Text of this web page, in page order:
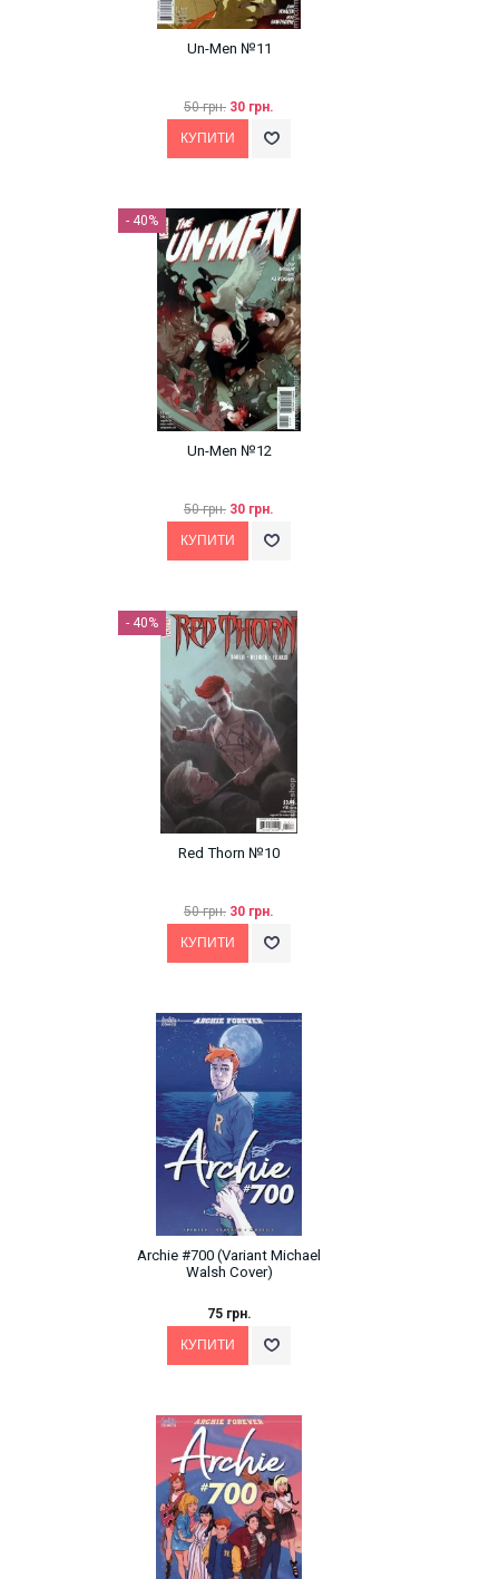
Un-Men №11
50 грн. 30 грн.
- 40%
Un-Men №12
50 грн. 30 грн.
- 40%
Red Thorn №10
50 грн. 30 грн.
Archie #700 (Variant Michael
Walsh Cover)
75 грн.